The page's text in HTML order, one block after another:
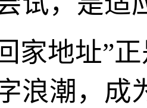
家地址”
浪潮，成